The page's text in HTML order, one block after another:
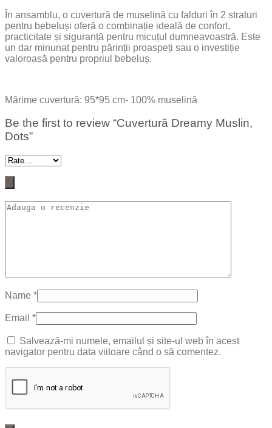
În ansamblu, o cuvertură de muselină cu falduri în 2 straturi
pentru bebeluși oferă o combinație ideală de confort,
practicitate și siguranță pentru micuțul dumneavoastră. Este
un dar minunat pentru părinții proaspeți sau o investiție
valoroasă pentru propriul bebeluș.
Mărime cuvertură: 95*95 cm- 100% muselină
Be the first to review “Cuvertură Dreamy Muslin,
Dots”
Name *
Email *
Salvează-mi numele, emailul și site-ul web în acest
navigator pentru data viitoare când o să comentez.